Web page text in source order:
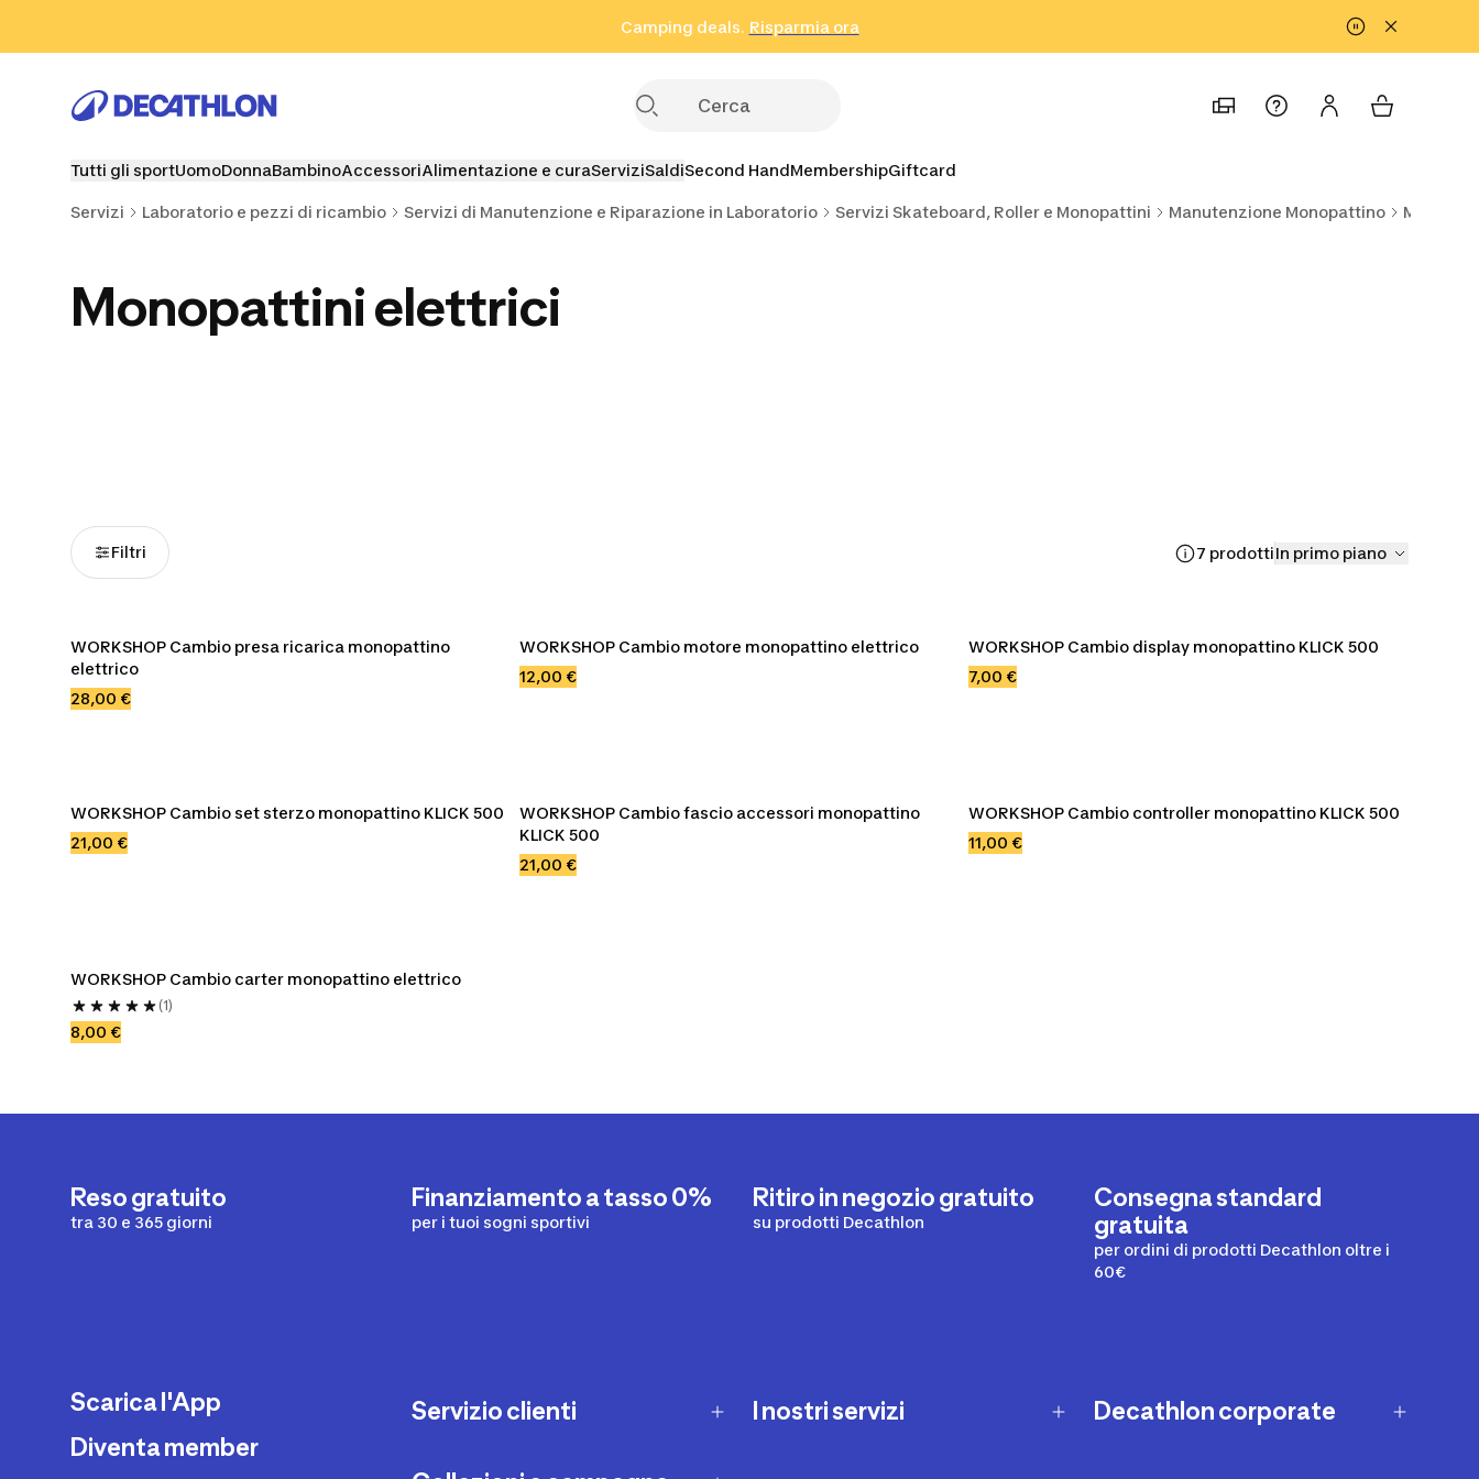
Camping deals. Risparmia ora
Risparmia ora
Risparmia ora
Iscriviti
Tutti gli sportUomoDonnaBambinoAccessoriAlimentazione e curaServiziSaldiSecond HandMembershipGiftcard
Servizi Laboratorio e pezzi di ricambio Servizi di Manutenzione e Riparazione in Laboratorio Servizi Skateboard, Roller e Monopattini Manutenzione Monopattino
Monopattini elettrici
Filtri 7 prodottiIn primo piano
WORKSHOP Cambio presa ricarica monopattino
elettrico
28,00 €
WORKSHOP Cambio motore monopattino elettrico
12,00 €
WORKSHOP Cambio display monopattino KLICK 500
7,00 €
WORKSHOP Cambio set sterzo monopattino KLICK 500
21,00 €
WORKSHOP Cambio fascio accessori monopattino
KLICK 500
21,00 €
WORKSHOP Cambio controller monopattino KLICK 500
11,00 €
WORKSHOP Cambio carter monopattino elettrico
(1)
8,00 €
Reso gratuito
tra 30 e 365 giorni
Finanziamento a tasso 0%
per i tuoi sogni sportivi
Ritiro in negozio gratuito
su prodotti Decathlon
Consegna standard
gratuita
per ordini di prodotti Decathlon oltre i
60€
Scarica l'App
Diventa member
Servizio clienti I nostri servizi Decathlon corporate